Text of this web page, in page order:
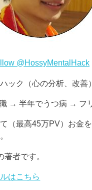
@HossyMentalHack
ック（心の分析、改善
→ 半年でうつ病 → フ
（最高45万PV）お金
著者です。
はこちら